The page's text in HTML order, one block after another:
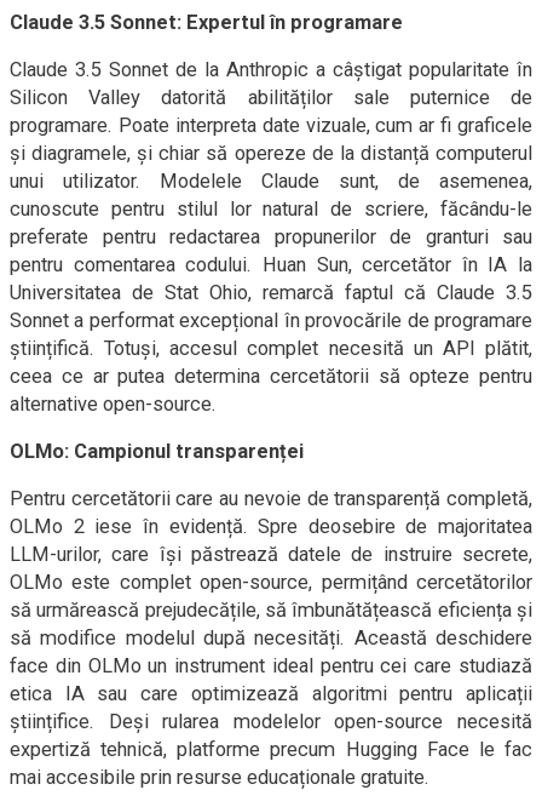
Claude 3.5 Sonnet: Expertul în programare
Claude 3.5 Sonnet de la Anthropic a câștigat popularitate în
Silicon Valley datorită abilităților sale puternice de
programare. Poate interpreta date vizuale, cum ar fi graficele
și diagramele, și chiar să opereze de la distanță computerul
unui utilizator. Modelele Claude sunt, de asemenea,
cunoscute pentru stilul lor natural de scriere, făcându-le
preferate pentru redactarea propunerilor de granturi sau
pentru comentarea codului. Huan Sun, cercetător în IA la
Universitatea de Stat Ohio, remarcă faptul că Claude 3.5
Sonnet a performat excepțional în provocările de programare
științifică. Totuși, accesul complet necesită un API plătit,
ceea ce ar putea determina cercetătorii să opteze pentru
alternative open-source.
OLMo: Campionul transparenței
Pentru cercetătorii care au nevoie de transparență completă,
OLMo 2 iese în evidență. Spre deosebire de majoritatea
LLM-urilor, care își păstrează datele de instruire secrete,
OLMo este complet open-source, permițând cercetătorilor
să urmărească prejudecățile, să îmbunătățească eficiența și
să modifice modelul după necesități. Această deschidere
face din OLMo un instrument ideal pentru cei care studiază
etica IA sau care optimizează algoritmi pentru aplicații
științifice. Deși rularea modelelor open-source necesită
expertiză tehnică, platforme precum Hugging Face le fac
mai accesibile prin resurse educaționale gratuite.